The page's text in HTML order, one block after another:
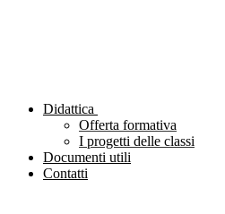
Didattica
Offerta formativa
I progetti delle classi
Documenti utili
Contatti